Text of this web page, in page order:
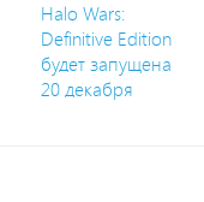
Halo Wars:
Definitive Edition
будет запущена
20 декабря